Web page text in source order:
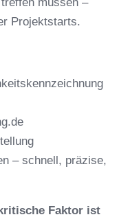
Projektstarts.
– schnell, präzise,
Faktor ist